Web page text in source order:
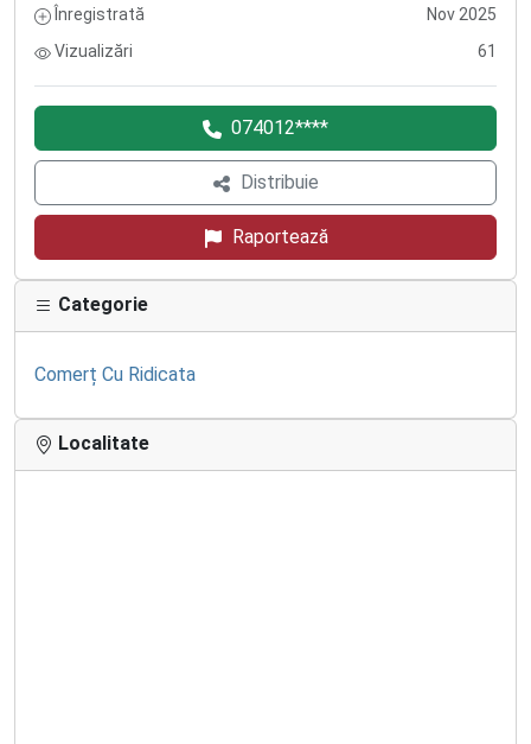
Înregistrată
Nov 2025
Vizualizări
61
074012****
Distribuie
Raportează
Categorie
Comerț Cu Ridicata
Localitate